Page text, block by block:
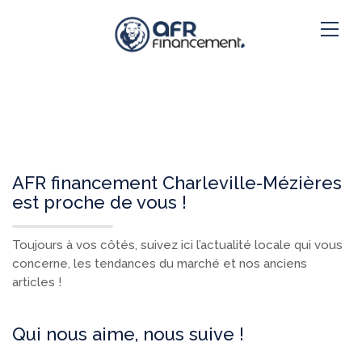
AFR financement Charleville-Mézières
est proche de vous !
Toujours à vos côtés, suivez ici l’actualité locale qui vous
concerne, les tendances du marché et nos anciens
articles !
Qui nous aime, nous suive !